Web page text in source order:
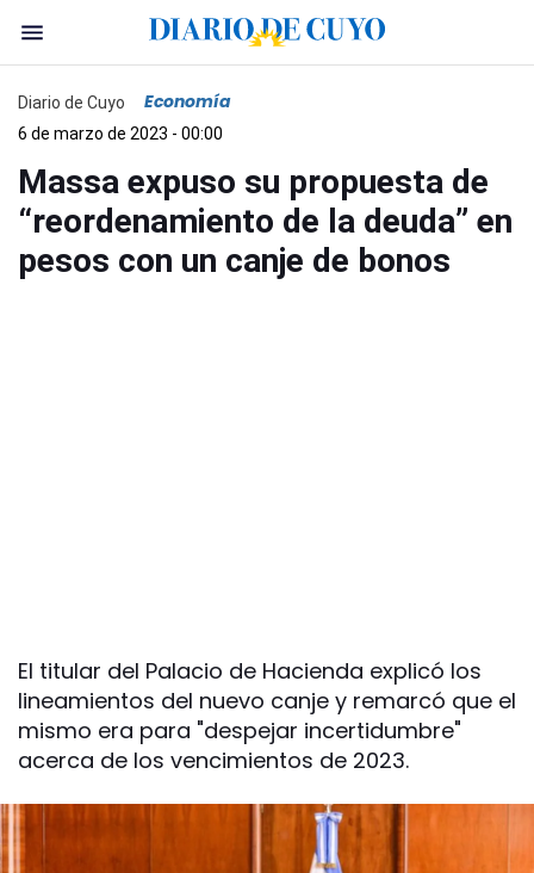
Diario de Cuyo Economía
6 de marzo de 2023 - 00:00
Massa expuso su propuesta de
“reordenamiento de la deuda” en
pesos con un canje de bonos
El titular del Palacio de Hacienda explicó los
lineamientos del nuevo canje y remarcó que el
mismo era para "despejar incertidumbre"
acerca de los vencimientos de 2023.